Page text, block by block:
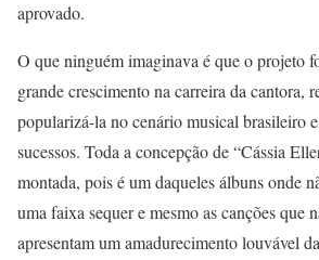
aprovado.
O que ninguém imaginava é que o projeto
grande crescimento na carreira da cantora,
popularizá-la no cenário musical brasileiro
sucessos. Toda a concepção de “Cássia
montada, pois é um daqueles álbuns onde
uma faixa sequer e mesmo as canções que
apresentam um amadurecimento louvável